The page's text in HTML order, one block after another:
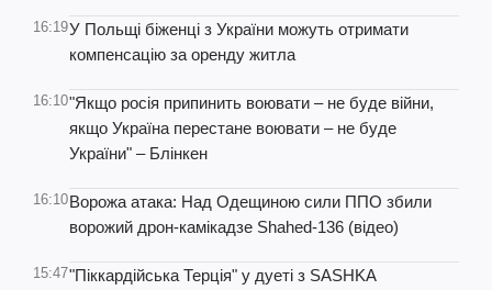
16:19У Польщі біженці з України можуть отримати
компенсацію за оренду житла
16:10"Якщо росія припинить воювати – не буде війни,
якщо Україна перестане воювати – не буде
України" – Блінкен
16:10Ворожа атака: Над Одещиною сили ППО збили
ворожий дрон-камікадзе Shahed-136 (відео)
15:47"Піккардійська Терція" у дуеті з SASHKA